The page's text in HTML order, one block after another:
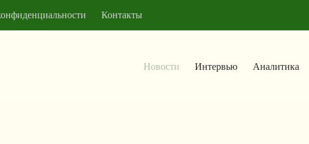
Контакты
Новости Интервью Аналитика